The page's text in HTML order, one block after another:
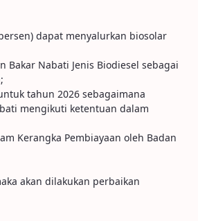
dapat menyalurkan biosolar
Bakar Nabati Jenis Biodiesel sebagai
tahun 2026 sebagaimana
mengikuti ketentuan dalam
Kerangka Pembiayaan oleh Badan
akan dilakukan perbaikan